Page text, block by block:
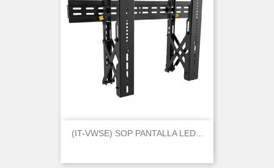
(IT-VWSE) SOP PANTALLA LED...